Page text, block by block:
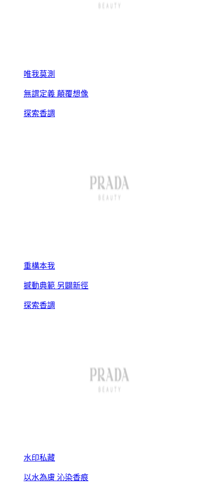
唯我莫測
無謂定義 顛覆想像
探索香調
重構本我
撼動典範 另闢新徑
探索香調
水印私藏
以水為膚 沁染香痕